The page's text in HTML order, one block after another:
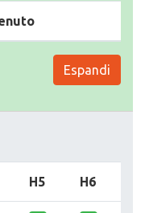
Espandi
H5 H6